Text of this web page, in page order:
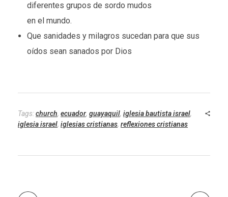
diferentes grupos de sordo mudos
en el mundo.
Que sanidades y milagros sucedan para que sus
oídos sean sanados por Dios
Tags:church, ecuador, guayaquil, iglesia bautista israel,
iglesia israel, iglesias cristianas, reflexiones cristianas